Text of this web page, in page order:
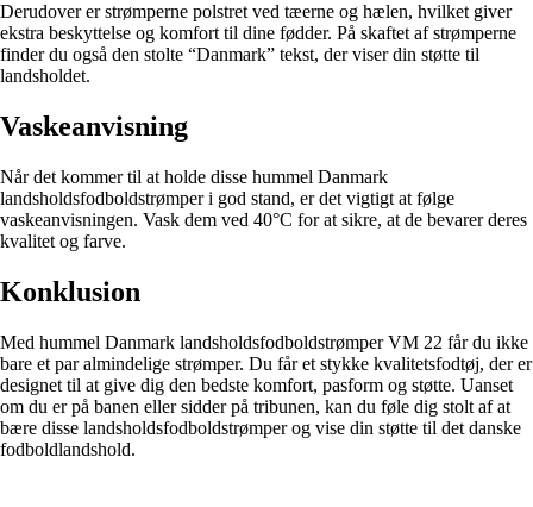
Derudover er strømperne polstret ved tæerne og hælen, hvilket giver
ekstra beskyttelse og komfort til dine fødder. På skaftet af strømperne
finder du også den stolte “Danmark” tekst, der viser din støtte til
landsholdet.
Vaskeanvisning
Når det kommer til at holde disse hummel Danmark
landsholdsfodboldstrømper i god stand, er det vigtigt at følge
vaskeanvisningen. Vask dem ved 40°C for at sikre, at de bevarer deres
kvalitet og farve.
Konklusion
Med hummel Danmark landsholdsfodboldstrømper VM 22 får du ikke
bare et par almindelige strømper. Du får et stykke kvalitetsfodtøj, der er
designet til at give dig den bedste komfort, pasform og støtte. Uanset
om du er på banen eller sidder på tribunen, kan du føle dig stolt af at
bære disse landsholdsfodboldstrømper og vise din støtte til det danske
fodboldlandshold.